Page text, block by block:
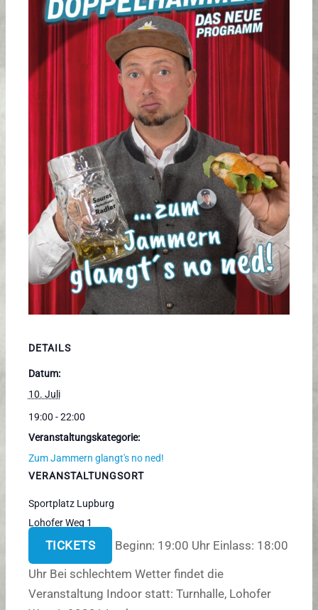
DETAILS
Datum:
10. Juli
19:00 - 22:00
Veranstaltungskategorie:
Zum Jammern glangt's no ned!
VERANSTALTUNGSORT
Sportplatz Lupburg
Lohofer Weg 1
Lupburg,92331
TICKETS
Beginn: 19:00 Uhr Einlass: 18:00
Uhr Bei schlechtem Wetter findet die
Veranstaltung Indoor statt: Turnhalle, Lohofer